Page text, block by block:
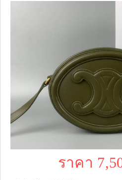
ราคา